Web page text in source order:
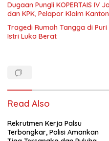
Dugaan Pungli KOPERTAIS IV
dan KPK, Pelapor Klaim
Tragedi Rumah Tangga di
Istri Luka Berat
Read Also
Rekrutmen Kerja Palsu
Terbongkar, Polisi Amankan